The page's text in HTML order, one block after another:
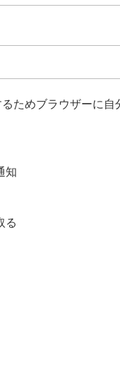
ためブラウザーに
知
る